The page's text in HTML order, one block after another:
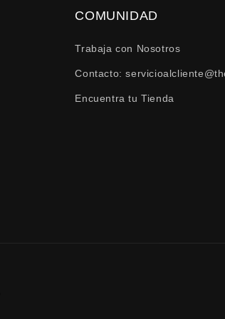
COMUNIDAD
Trabaja con Nosotros
Contacto:
Encuentra tu Tienda